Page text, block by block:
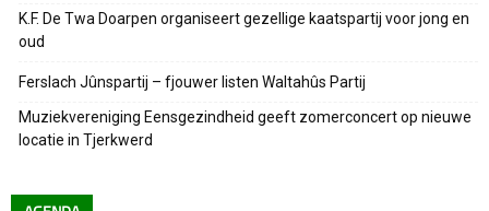
K.F. De Twa Doarpen organiseert gezellige kaatspartij voor jong en
oud
Ferslach Jûnspartij – fjouwer listen Waltahûs Partij
Muziekvereniging Eensgezindheid geeft zomerconcert op nieuwe
locatie in Tjerkwerd